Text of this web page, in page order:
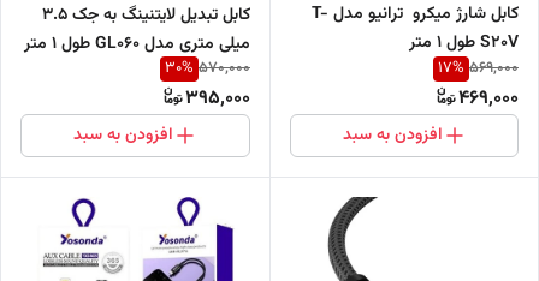
کابل شارژ میکرو ترانیو مدل T-
S20V طول 1 متر
569,000
17%
469,000
افزودن به سبد
کابل تبدیل لایتنینگ به جک 3.5
میلی متری مدل GL060 طول 1 متر
570,000
30%
395,000
افزودن به سبد